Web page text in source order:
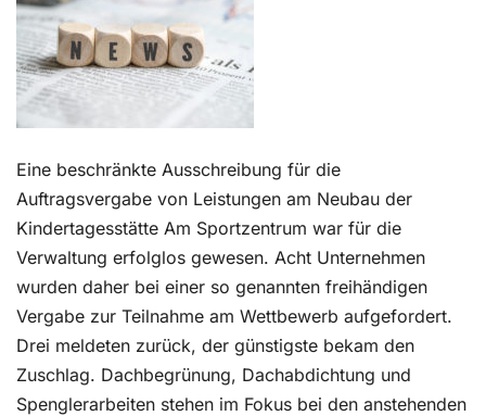
Kontakt
Eine beschränkte Ausschreibung für die
Auftragsvergabe von Leistungen am Neubau der
Kindertagesstätte Am Sportzentrum war für die
Verwaltung erfolglos gewesen. Acht Unternehmen
wurden daher bei einer so genannten freihändigen
Vergabe zur Teilnahme am Wettbewerb aufgefordert.
Drei meldeten zurück, der günstigste bekam den
Zuschlag. Dachbegrünung, Dachabdichtung und
Spenglerarbeiten stehen im Fokus bei den anstehenden